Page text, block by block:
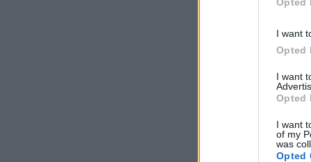
I want
Opted
I want
Opted
I want
of my
was
Opted